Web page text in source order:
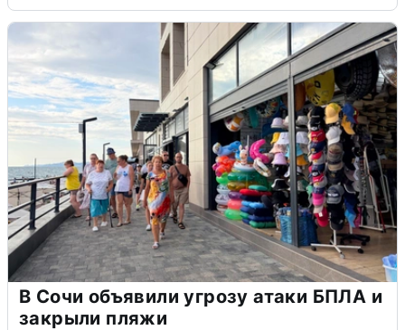
В Сочи объявили угрозу атаки БПЛА и
закрыли пляжи